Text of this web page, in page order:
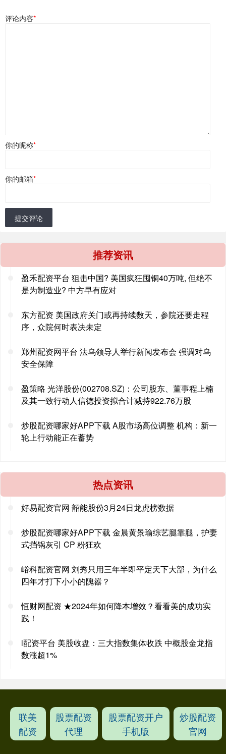
评论内容*
你的昵称*
你的邮箱*
提交评论
推荐资讯
盈禾配资平台 狙击中国? 美国疯狂囤铜40万吨, 但绝不
是为制造业? 中方早有应对
东方配资 美国政府关门或再持续数天，参院还要走程
序，众院何时表决未定
郑州配资网平台 法乌领导人举行新闻发布会 强调对乌
安全保障
盈策略 光洋股份(002708.SZ)：公司股东、董事程上楠
及其一致行动人信德投资拟合计减持922.76万股
炒股配资哪家好APP下载 A股市场高位调整 机构：新一
轮上行动能正在蓄势
热点资讯
好易配资官网 韶能股份3月24日龙虎榜数据
炒股配资哪家好APP下载 金晨黄景瑜综艺腿靠腿，护妻
式挡锅灰引 CP 粉狂欢
峪科配资官网 刘秀只用三年半即平定天下大部，为什么
四年才打下小小的隗嚣？
恒财网配资 ★2024年如何降本增效？看看美的成功实
践！
i配资平台 美股收盘：三大指数集体收跌 中概股金龙指
数涨超1%
联美
配资
股票配资
代理
股票配资开户
手机版
炒股配资
官网